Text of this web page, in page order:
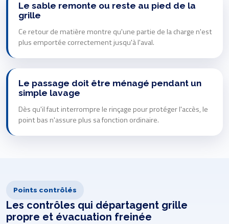
Le sable remonte ou reste au pied de la
grille
Ce retour de matière montre qu'une partie de la charge n'est
plus emportée correctement jusqu'à l'aval.
Le passage doit être ménagé pendant un
simple lavage
Dès qu'il faut interrompre le rinçage pour protéger l'accès, le
point bas n'assure plus sa fonction ordinaire.
Points contrôlés
Les contrôles qui départagent grille
propre et évacuation freinée